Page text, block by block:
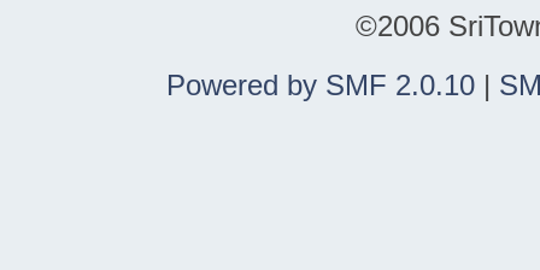
©2006
Powered by SMF 2.0.10|